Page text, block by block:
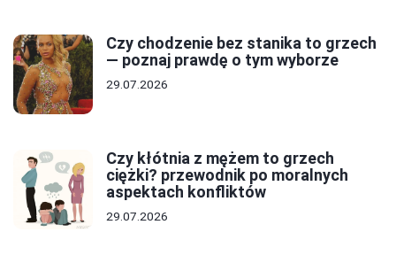
Czy chodzenie bez stanika to grzech
— poznaj prawdę o tym wyborze
29.07.2026
Czy kłótnia z mężem to grzech
ciężki? przewodnik po moralnych
aspektach konfliktów
29.07.2026